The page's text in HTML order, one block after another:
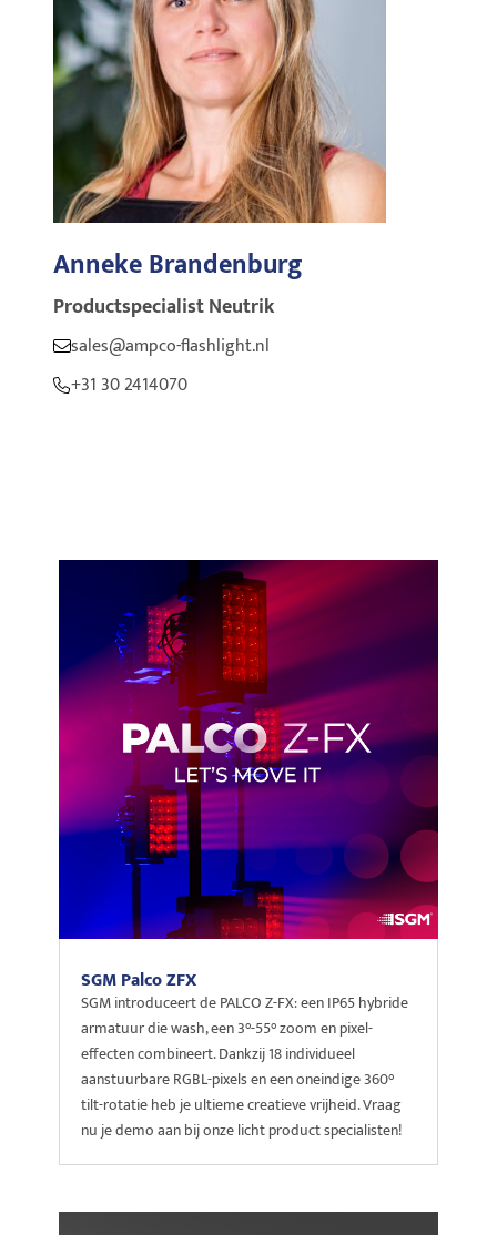
Anneke Brandenburg
ProductspecialistNeutrik
sales@ampco-flashlight.nl
+31 30 2414070
SGM Palco ZFX
SGM introduceert de PALCO Z-FX: een IP65 hybride
armatuur die wash, een 3°-55° zoom en pixel-
effecten combineert. Dankzij 18 individueel
aanstuurbare RGBL-pixels en een oneindige 360°
tilt-rotatie heb je ultieme creatieve vrijheid. Vraag
nu je demo aan bij onze licht product specialisten!